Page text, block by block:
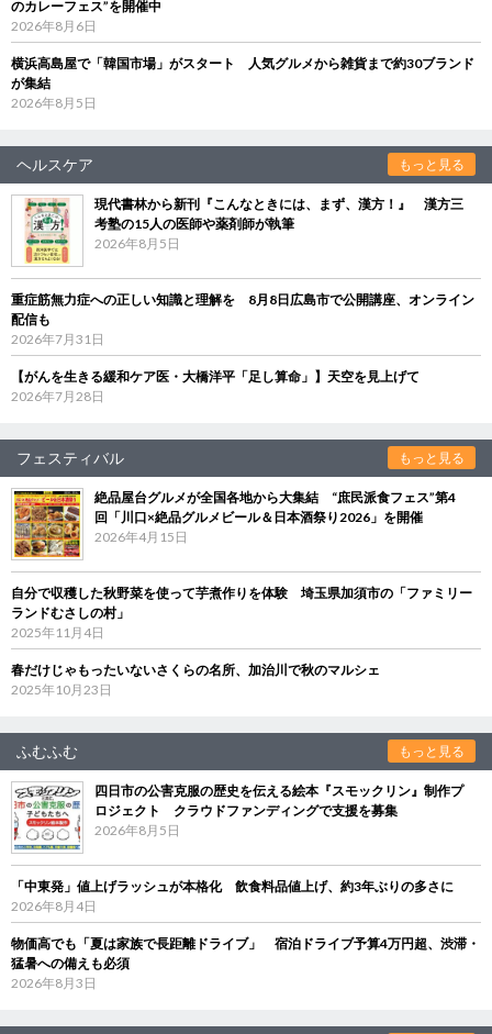
のカレーフェス”を開催中
2026年8月6日
横浜高島屋で「韓国市場」がスタート 人気グルメから雑貨まで約30ブランド
が集結
2026年8月5日
ヘルスケア もっと見る
現代書林から新刊『こんなときには、まず、漢方！』 漢方三
考塾の15人の医師や薬剤師が執筆
2026年8月5日
重症筋無力症への正しい知識と理解を 8月8日広島市で公開講座、オンライン
配信も
2026年7月31日
【がんを生きる緩和ケア医・大橋洋平「足し算命」】天空を見上げて
2026年7月28日
フェスティバル もっと見る
絶品屋台グルメが全国各地から大集結 “庶民派食フェス”第4
回「川口×絶品グルメビール＆日本酒祭り2026」を開催
2026年4月15日
自分で収穫した秋野菜を使って芋煮作りを体験 埼玉県加須市の「ファミリー
ランドむさしの村」
2025年11月4日
春だけじゃもったいないさくらの名所、加治川で秋のマルシェ
2025年10月23日
ふむふむ もっと見る
四日市の公害克服の歴史を伝える絵本『スモックリン』制作プ
ロジェクト クラウドファンディングで支援を募集
2026年8月5日
「中東発」値上げラッシュが本格化 飲食料品値上げ、約3年ぶりの多さに
2026年8月4日
物価高でも「夏は家族で長距離ドライブ」 宿泊ドライブ予算4万円超、渋滞・
猛暑への備えも必須
2026年8月3日